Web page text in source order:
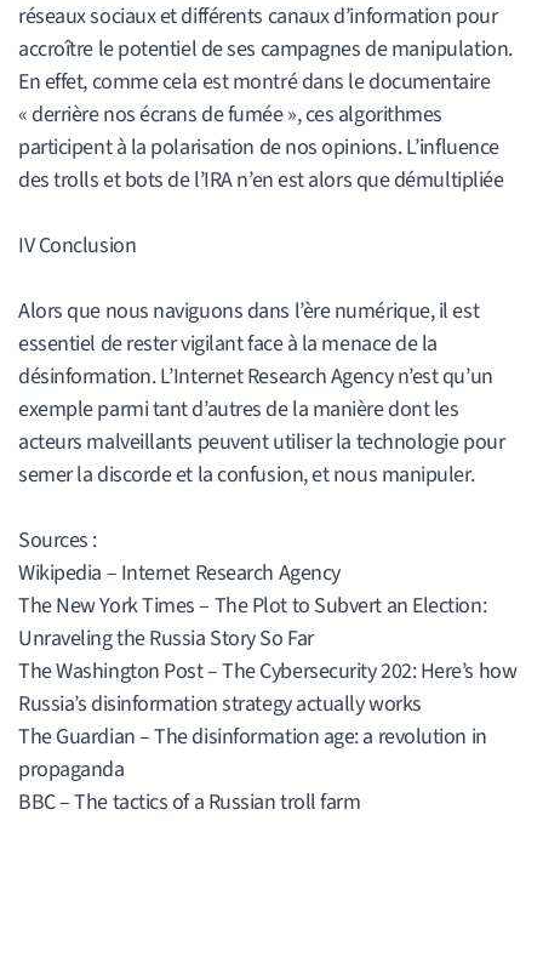
réseaux sociaux et différents canaux d’information pour
accroître le potentiel de ses campagnes de manipulation.
En effet, comme cela est montré dans le documentaire
« derrière nos écrans de fumée », ces algorithmes
participent à la polarisation de nos opinions. L’influence
des trolls et bots de l’IRA n’en est alors que démultipliée
IV Conclusion
Alors que nous naviguons dans l’ère numérique, il est
essentiel de rester vigilant face à la menace de la
désinformation. L’Internet Research Agency n’est qu’un
exemple parmi tant d’autres de la manière dont les
acteurs malveillants peuvent utiliser la technologie pour
semer la discorde et la confusion, et nous manipuler.
Sources :
Wikipedia – Internet Research Agency
The New York Times – The Plot to Subvert an Election:
Unraveling the Russia Story So Far
The Washington Post – The Cybersecurity 202: Here’s how
Russia’s disinformation strategy actually works
The Guardian – The disinformation age: a revolution in
propaganda
BBC – The tactics of a Russian troll farm